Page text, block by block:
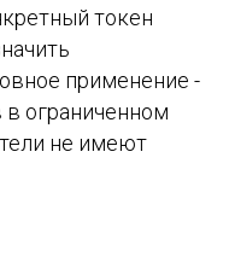
токен
применение -
в ограниченном
не имеют